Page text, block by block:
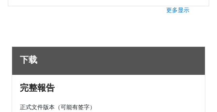
更多显示
下载
完整報告
正式文件版本（可能有签字）